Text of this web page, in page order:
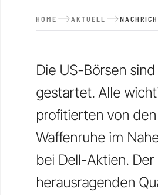
HOME AKTUELL
Die US-Börsen
gestartet. Alle
profitierten von
Waffenruhe im
bei Dell-Aktien.
herausragenden